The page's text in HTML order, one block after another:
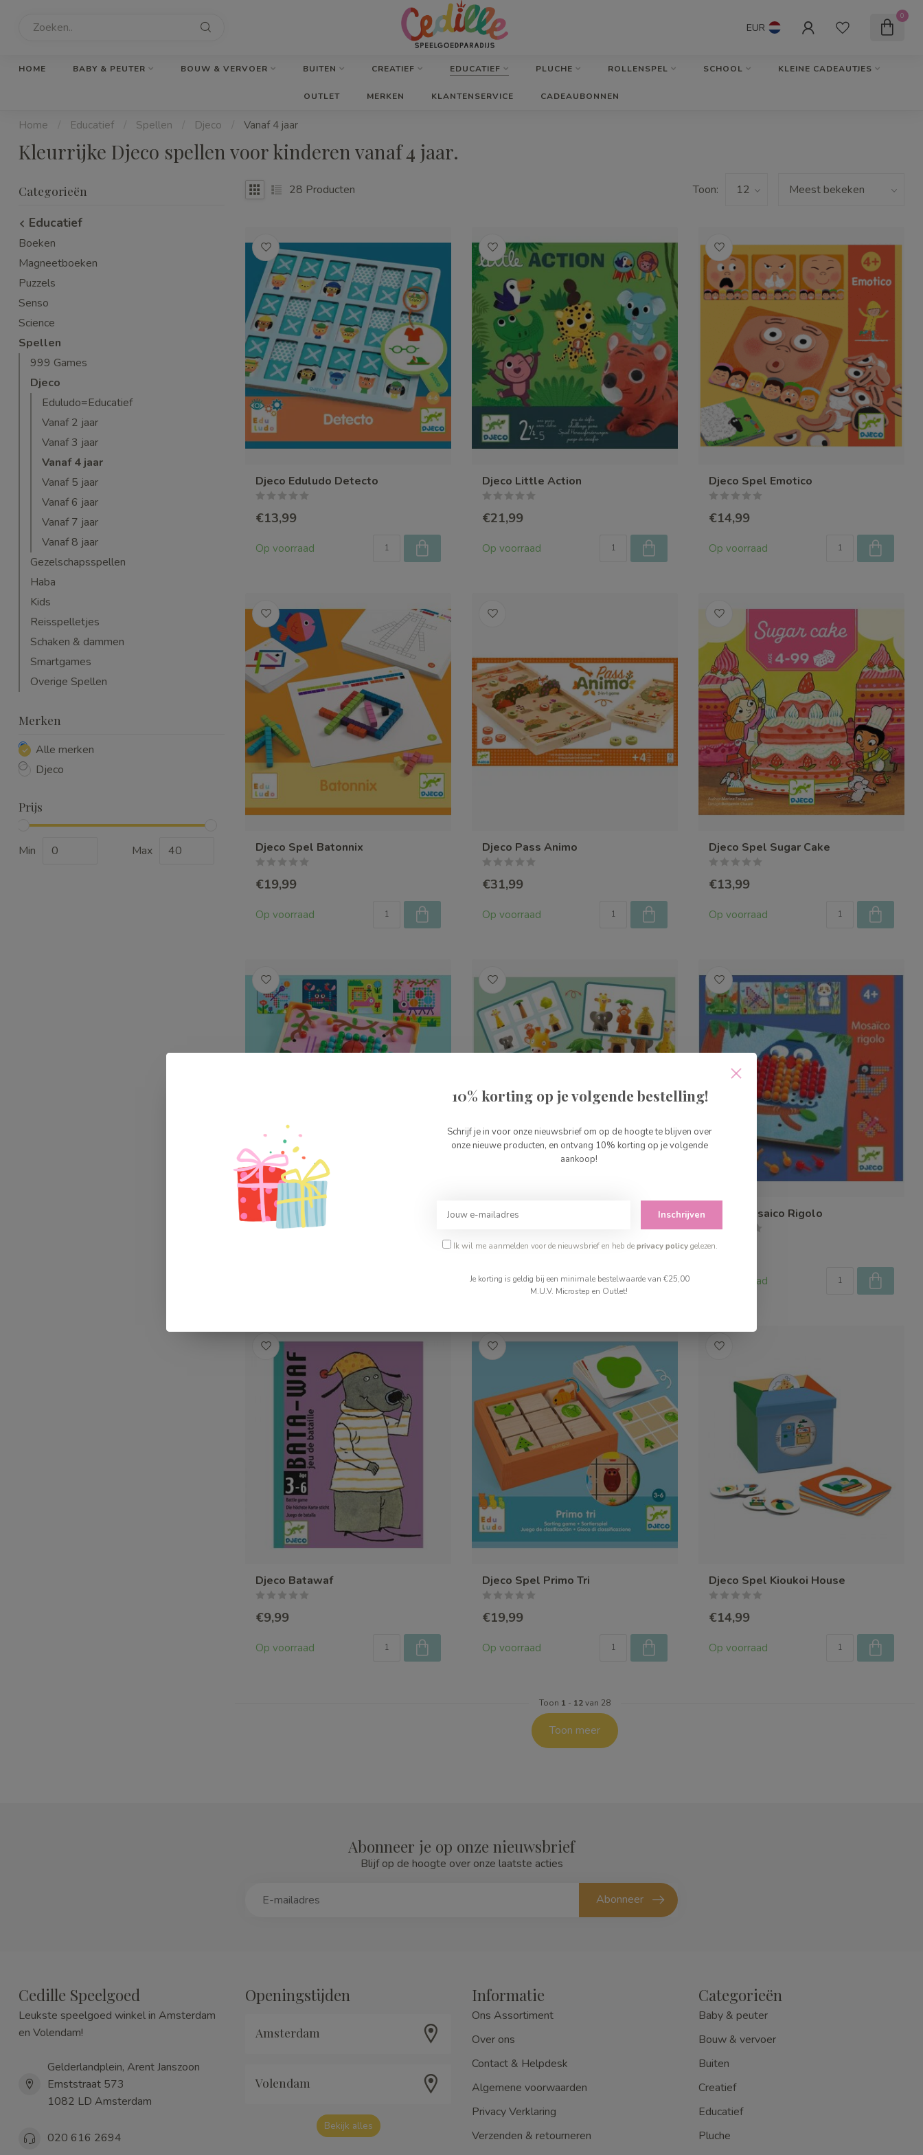
EUR
0
HOME BABY & PEUTER BOUW & VERVOER BUITEN CREATIEF EDUCATIEF PLUCHE ROLLENSPEL SCHOOL KLEINE CADEAUTJES
OUTLET MERKEN KLANTENSERVICE CADEAUBONNEN
Home / Educatief / Spellen / Djeco / Vanaf 4 jaar
Kleurrijke Djeco spellen voor kinderen vanaf 4 jaar.
Categorieën
Educatief
Boeken
Magneetboeken
Puzzels
Senso
Science
Spellen
999 Games
Djeco
Eduludo=Educatief
Vanaf 2 jaar
Vanaf 3 jaar
Vanaf 4 jaar
Vanaf 5 jaar
Vanaf 6 jaar
Vanaf 7 jaar
Vanaf 8 jaar
Gezelschapsspellen
Haba
Kids
Reisspelletjes
Schaken & dammen
Smartgames
Overige Spellen
Merken
Alle merken
Djeco
Prijs
Min Max
28 Producten Toon:
Djeco Eduludo Detecto
€13,99
Op voorraad
Djeco Little Action
€21,99
Op voorraad
Djeco Spel Emotico
€14,99
Op voorraad
Djeco Spel Batonnix
€19,99
Op voorraad
Djeco Pass Animo
€31,99
Op voorraad
Djeco Spel Sugar Cake
€13,99
Op voorraad
Djeco Mini Animo Mozaïek Djeco Spacio
€25,99
Op voorraad
Djeco Mosaico Rigolo
€19,99
Op voorraad
Djeco Batawaf
€9,99
Op voorraad
Djeco Spel Primo Tri
€19,99
Op voorraad
Djeco Spel Kioukoi House
€14,99
Op voorraad
Toon 1 - 12van 28
Toon meer
Abonneer je op onze nieuwsbrief
Blijf op de hoogte over onze laatste acties
Abonneer
Cedille Speelgoed
Leukste speelgoed winkel in Amsterdam
en Volendam!
Gelderlandplein, Arent Janszoon
Ernststraat 573
1082 LD Amsterdam
020 616 2694
Openingstijden
Amsterdam
Volendam
Bekijk alles
Informatie
Ons Assortiment
Over ons
Contact & Helpdesk
Algemene voorwaarden
Privacy Verklaring
Verzenden & retourneren
Categorieën
Baby & peuter
Bouw & vervoer
Buiten
Creatief
Educatief
Pluche
10% korting op je volgende bestelling!
Schrijf je in voor onze nieuwsbrief om op de hoogte te blijven over
onze nieuwe producten, en ontvang 10% korting op je volgende
aankoop!
Inschrijven
Ik wil me aanmelden voor de nieuwsbrief en heb deprivacy policygelezen.
Je korting is geldig bij een minimale bestelwaarde van €25,00
M.U.V. Microstep en Outlet!